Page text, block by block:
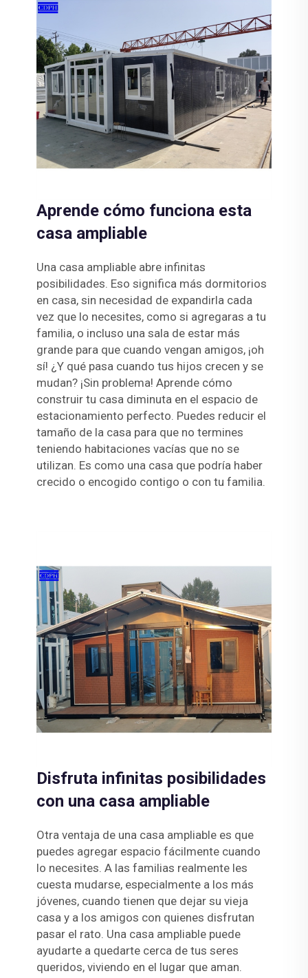
Aprende cómo funciona esta
casa ampliable
Una casa ampliable abre infinitas
posibilidades. Eso significa más dormitorios
en casa, sin necesidad de expandirla cada
vez que lo necesites, como si agregaras a tu
familia, o incluso una sala de estar más
grande para que cuando vengan amigos, ¡oh
sí! ¿Y qué pasa cuando tus hijos crecen y se
mudan? ¡Sin problema! Aprende cómo
construir tu casa diminuta en el espacio de
estacionamiento perfecto. Puedes reducir el
tamaño de la casa para que no termines
teniendo habitaciones vacías que no se
utilizan. Es como una casa que podría haber
crecido o encogido contigo o con tu familia.
Disfruta infinitas posibilidades
con una casa ampliable
Otra ventaja de una casa ampliable es que
puedes agregar espacio fácilmente cuando
lo necesites. A las familias realmente les
cuesta mudarse, especialmente a los más
jóvenes, cuando tienen que dejar su vieja
casa y a los amigos con quienes disfrutan
pasar el rato. Una casa ampliable puede
ayudarte a quedarte cerca de tus seres
queridos, viviendo en el lugar que aman.